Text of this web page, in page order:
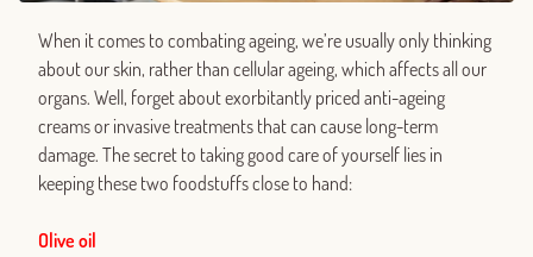
When it comes to combating ageing, we’re usually only thinking
about our skin, rather than cellular ageing, which affects all our
organs. Well, forget about exorbitantly priced anti-ageing
creams or invasive treatments that can cause long-term
damage. The secret to taking good care of yourself lies in
keeping these two foodstuffs close to hand:
Olive oil